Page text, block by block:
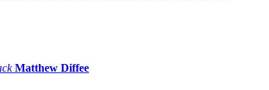
Matthew Diffee